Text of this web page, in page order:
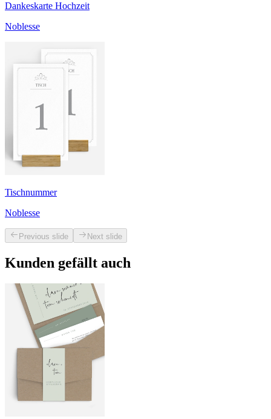
Dankeskarte Hochzeit
Noblesse
Tischnummer
Noblesse
Previous slide Next slide
Kunden gefällt auch